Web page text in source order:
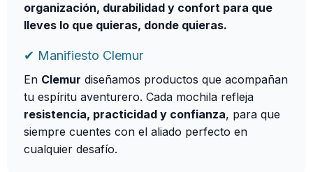
organización, durabilidad y confort para que
lleves lo que quieras, donde quieras.
✔ Manifiesto Clemur
En Clemur diseñamos productos que acompañan
tu espíritu aventurero. Cada mochila refleja
resistencia, practicidad y confianza, para que
siempre cuentes con el aliado perfecto en
cualquier desafío.